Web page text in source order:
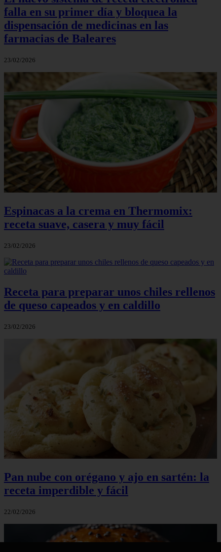
falla en su primer día y bloquea la
dispensación de medicinas en las
farmacias de Baleares
23/02/2026
Espinacas a la crema en Thermomix:
receta suave, casera y muy fácil
23/02/2026
Receta para preparar unos chiles rellenos
de queso capeados y en caldillo
23/02/2026
Pan nube con orégano y ajo en sartén: la
receta imperdible y fácil
22/02/2026